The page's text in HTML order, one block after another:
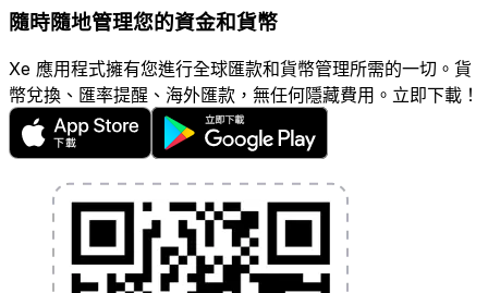
隨時隨地管理您的資金和貨幣
Xe 應用程式擁有您進行全球匯款和貨幣管理所需的一切。貨
幣兌換、匯率提醒、海外匯款，無任何隱藏費用。立即下載！